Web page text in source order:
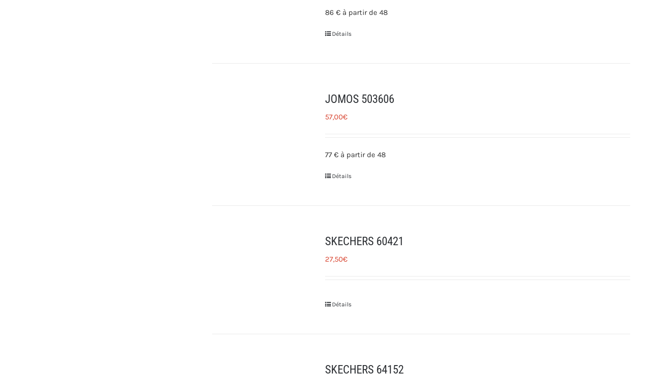
86 € à partir de 48
Détails
JOMOS 503606
57,00€
77 € à partir de 48
Détails
SKECHERS 60421
27,50€
Détails
SKECHERS 64152